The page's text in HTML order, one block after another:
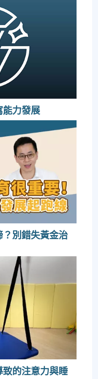
能力發展
？別錯失黃金治
的注意力與睡